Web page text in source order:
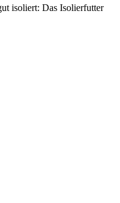
isoliert: Das Isolierfutter